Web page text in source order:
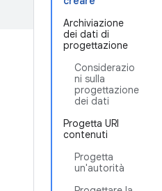
Archiviazione
dei dati di
progettazione
Considerazio
ni sulla
progettazione
dei dati
Progetta URI
contenuti
Progetta
un'autorità